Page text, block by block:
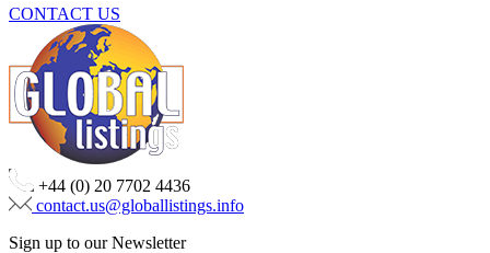
CONTACT US
+44 (0) 20 7702 4436
contact.us@globallistings.info
Sign up to our Newsletter